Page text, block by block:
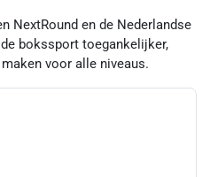
NextRound en de Nederlandse
bokssport toegankelijker,
voor alle niveaus.